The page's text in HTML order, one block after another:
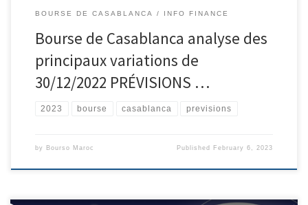
BOURSE DE CASABLANCA INFO FINANCE
Bourse de Casablanca analyse des
principaux variations de
30/12/2022 PRÉVISIONS …
2023 bourse casablanca previsions
by Bourso Maroc Published February 6, 2023